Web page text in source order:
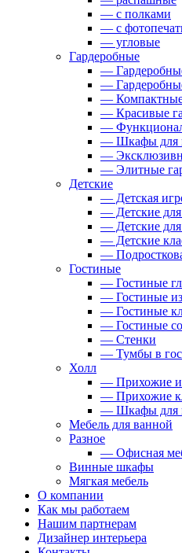
— с полками
— с
— угловые
Гардеробные
—
—
— Компактные
— Красивые
—
— Шкафы для
—
— Элитные
Детские
— Детская
— Детские для
— Детские для
— Детские
—
Гостиные
— Гостиные
— Гостиные из
— Гостиные
— Гостиные
— Стенки
— Тумбы в
Холл
— Прихожие
— Прихожие
— Шкафы для
Мебель для ванной
Разное
— Офисная
Винные шкафы
Мягкая мебель
О компании
Как мы работаем
Нашим партнерам
Дизайнер интерьера